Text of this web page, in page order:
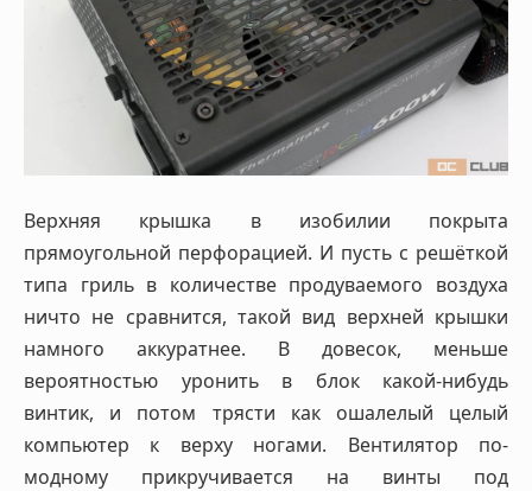
Верхняя крышка в изобилии покрыта
прямоугольной перфорацией. И пусть с решёткой
типа гриль в количестве продуваемого воздуха
ничто не сравнится, такой вид верхней крышки
намного аккуратнее. В довесок, меньше
вероятностью уронить в блок какой-нибудь
винтик, и потом трясти как ошалелый целый
компьютер к верху ногами. Вентилятор по-
модному прикручивается на винты под